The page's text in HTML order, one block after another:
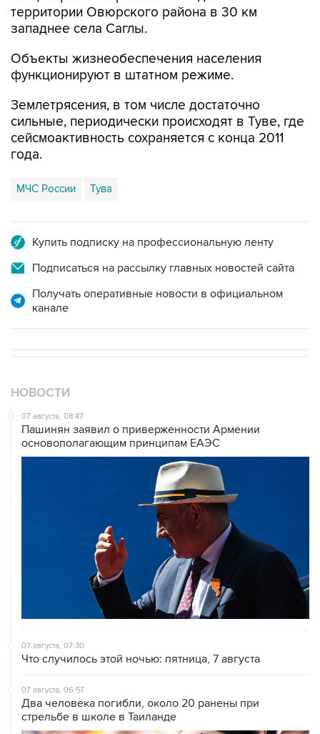
территории Овюрского района в 30 км
западнее села Саглы.
Объекты жизнеобеспечения населения
функционируют в штатном режиме.
Землетрясения, в том числе достаточно
сильные, периодически происходят в Туве, где
сейсмоактивность сохраняется с конца 2011
года.
МЧС России Тува
Купить подписку на профессиональную ленту
Подписаться на рассылку главных новостей сайта
Получать оперативные новости в официальном
канале
НОВОСТИ
07 августа, 08:47
Пашинян заявил о приверженности Армении
основополагающим принципам ЕАЭС
07 августа, 07:30
Что случилось этой ночью: пятница, 7 августа
07 августа, 06:57
Два человека погибли, около 20 ранены при
стрельбе в школе в Таиланде